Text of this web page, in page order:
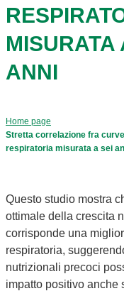
MISURATA
ANNI
Home page
Stretta correlazione fra
respiratoria misurata a sei
Questo studio mostra
ottimale della crescita
corrisponde una
respiratoria,
nutrizionali precoci
impatto positivo anche